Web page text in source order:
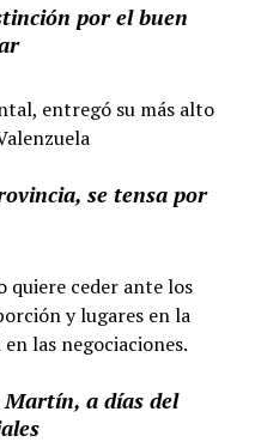
por el buen
entregó su más alto
se tensa por
quiere ceder ante los
y lugares en la
las negociaciones.
a días del